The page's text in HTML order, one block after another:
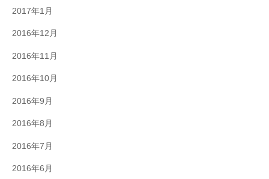
2017年1月
2016年12月
2016年11月
2016年10月
2016年9月
2016年8月
2016年7月
2016年6月